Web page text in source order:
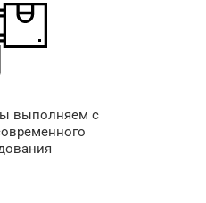
выполняем с